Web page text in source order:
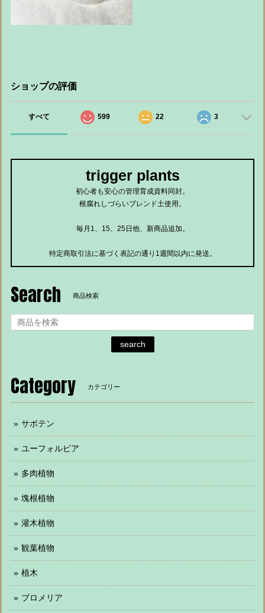
ショップの評価
すべて 599 22 3
trigger plants
初心者も安心の管理育成資料同封。
根腐れしづらいブレンド土使用。
毎月1、15、25日他、新商品追加。
特定商取引法に基づく表記の通り1週間以内に発送。
Search 商品検索
search
Category カテゴリー
サボテン
ユーフォルビア
多肉植物
塊根植物
灌木植物
観葉植物
植木
ブロメリア